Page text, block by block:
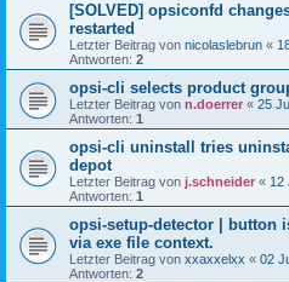
[SOLVED] opsiconfd
restarted
Letzter Beitrag von nicolaslebrun «
Antworten: 2
opsi-cli selects product
Letzter Beitrag von n.doerrer « 25
Antworten: 1
opsi-cli uninstall tries
depot
Letzter Beitrag von j.schneider « 12
Antworten: 1
opsi-setup-detector | button
via exe file context.
Letzter Beitrag von xxaxxelxx « 02
Antworten: 2